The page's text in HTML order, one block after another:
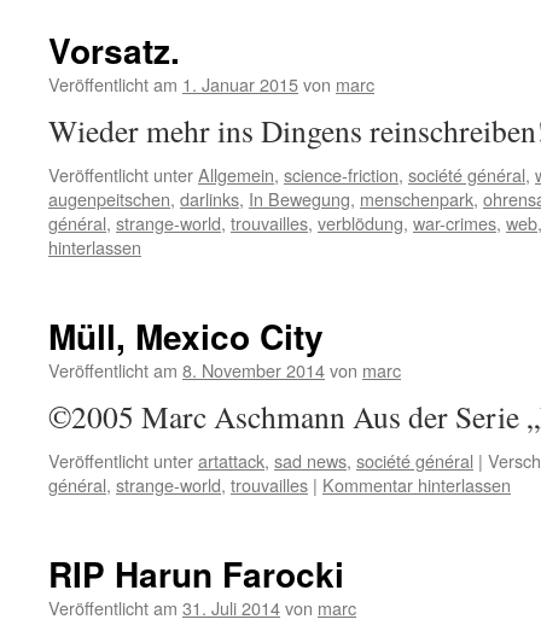
Vorsatz.
Veröffentlicht am 1. Januar 2015von marc
Wieder mehr ins Dingens
Veröffentlicht unterAllgemein, science-friction, société général,
augenpeitschen, darlinks, In Bewegung, menschenpark,
général, strange-world, trouvailles, verblödung, war-crimes, web
hinterlassen
Müll, Mexico City
Veröffentlicht am 8. November 2014von marc
©2005 Marc Aschmann Aus der Serie
Veröffentlicht unterartattack, sad news, société général |
général, strange-world, trouvailles | Kommentar hinterlassen
RIP Harun Farocki
Veröffentlicht am 31. Juli 2014von marc